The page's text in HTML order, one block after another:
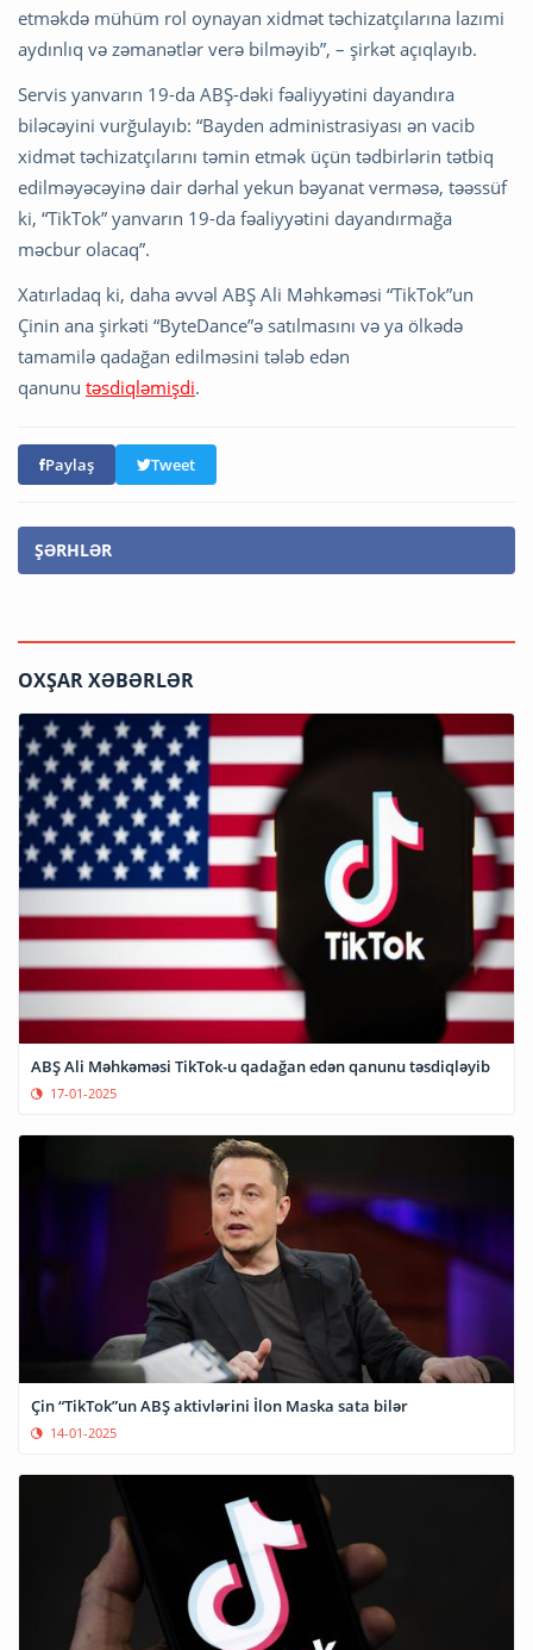
etməkdə mühüm rol oynayan xidmət təchizatçılarına lazımi
aydınlıq və zəmanətlər verə bilməyib”, – şirkət açıqlayıb.
Servis yanvarın 19-da ABŞ-dəki fəaliyyətini dayandıra
biləcəyini vurğulayıb: “Bayden administrasiyası ən vacib
xidmət təchizatçılarını təmin etmək üçün tədbirlərin tətbiq
edilməyəcəyinə dair dərhal yekun bəyanat verməsə, təəssüf
ki, “TikTok” yanvarın 19-da fəaliyyətini dayandırmağa
məcbur olacaq”.
Xatırladaq ki, daha əvvəl ABŞ Ali Məhkəməsi “TikTok”un
Çinin ana şirkəti “ByteDance”ə satılmasını və ya ölkədə
tamamilə qadağan edilməsini tələb edən
qanunu təsdiqləmişdi.
Paylaş Tweet
ŞƏRHLƏR
OXŞAR XƏBƏRLƏR
ABŞ Ali Məhkəməsi TikTok-u qadağan edən qanunu təsdiqləyib
17-01-2025
Çin “TikTok”un ABŞ aktivlərini İlon Maska sata bilər
14-01-2025